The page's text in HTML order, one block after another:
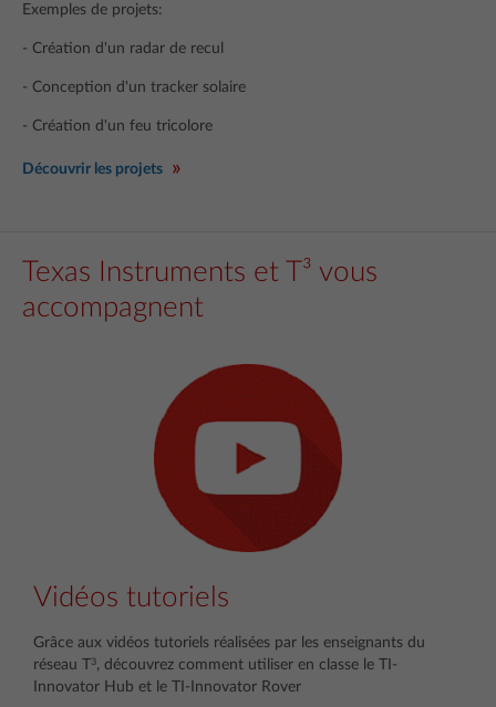
Exemples de projets:
- Création d'un radar de recul
- Conception d'un tracker solaire
- Création d'un feu tricolore
Découvrir les projets
Texas Instruments et T³ vous
accompagnent
Vidéos tutoriels
Grâce aux vidéos tutoriels réalisées par les enseignants du
réseau T
3, découvrez comment utiliser en classe le TI-
Innovator Hub et le TI-Innovator Rover